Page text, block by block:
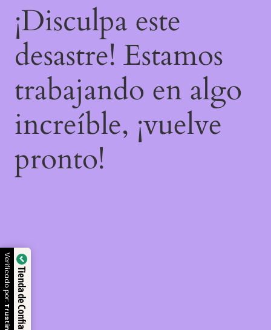
¡Disculpa este
desastre! Estamos
trabajando en algo
increíble, ¡vuelve
pronto!
Tienda de Confianza
Verificado por: